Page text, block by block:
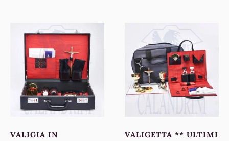
VALIGIA IN
VALIGETTA ** ULTIMI